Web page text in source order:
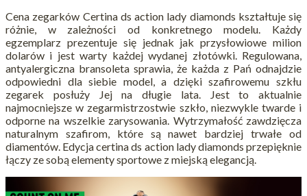
Cena zegarków Certina ds action lady diamonds kształtuje się
różnie, w zależności od konkretnego modelu. Każdy
egzemplarz prezentuje się jednak jak przysłowiowe milion
dolarów i jest warty każdej wydanej złotówki. Regulowana,
antyalergiczna bransoleta sprawia, że każda z Pań odnajdzie
odpowiedni dla siebie model, a dzięki szafirowemu szkłu
zegarek posłuży Jej na długie lata. Jest to aktualnie
najmocniejsze w zegarmistrzostwie szkło, niezwykle twarde i
odporne na wszelkie zarysowania. Wytrzymałość zawdzięcza
naturalnym szafirom, które są nawet bardziej trwałe od
diamentów. Edycja certina ds action lady diamonds przepięknie
łączy ze sobą elementy sportowe z miejską elegancją.